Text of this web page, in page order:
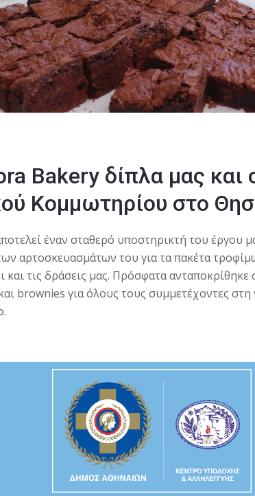
Bakery δίπλα μας και
Κομμωτηρίου στο
έναν σταθερό υποστηρικτή του έργου
αρτοσκευασμάτων του για τα πακέτα
και τις δράσεις μας. Πρόσφατα ανταποκρίθηκε
brownies για όλους τους συμμετέχοντες